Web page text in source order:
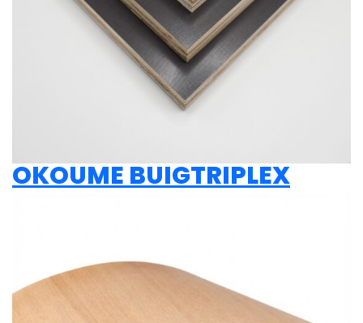
OKOUME BUIGTRIPLEX